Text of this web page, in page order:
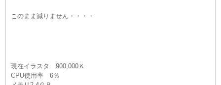
このまま減りません・・・・
現在イラスタ 900,000Ｋ
CPU使用率 6％